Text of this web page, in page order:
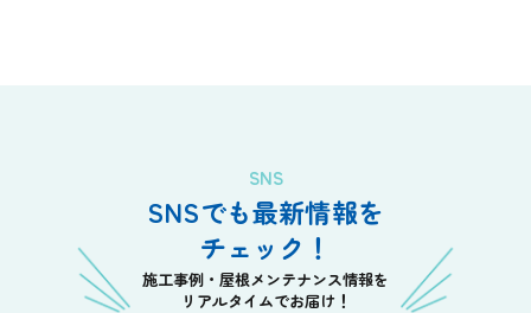
SNS
SNSでも最新情報を
チェック！
施工事例・屋根メンテナンス情報を
リアルタイムでお届け！